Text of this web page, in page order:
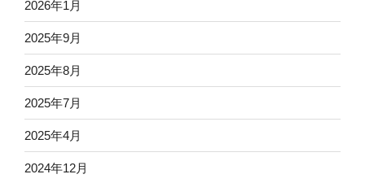
2026年1月
2025年9月
2025年8月
2025年7月
2025年4月
2024年12月